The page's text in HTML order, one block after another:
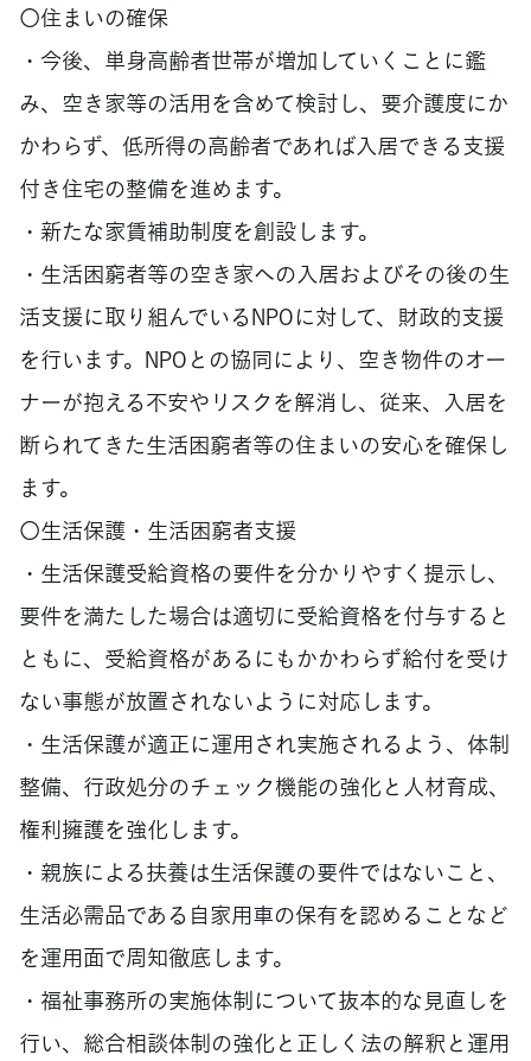
〇住まいの確保
・今後、単身高齢者世帯が増加していくことに鑑
み、空き家等の活用を含めて検討し、要介護度にか
かわらず、低所得の高齢者であれば入居できる支援
付き住宅の整備を進めます。
・新たな家賃補助制度を創設します。
・生活困窮者等の空き家への入居およびその後の生
活支援に取り組んでいるNPOに対して、財政的支援
を行います。NPOとの協同により、空き物件のオー
ナーが抱える不安やリスクを解消し、従来、入居を
断られてきた生活困窮者等の住まいの安心を確保し
ます。
〇生活保護・生活困窮者支援
・生活保護受給資格の要件を分かりやすく提示し、
要件を満たした場合は適切に受給資格を付与すると
ともに、受給資格があるにもかかわらず給付を受け
ない事態が放置されないように対応します。
・生活保護が適正に運用され実施されるよう、体制
整備、行政処分のチェック機能の強化と人材育成、
権利擁護を強化します。
・親族による扶養は生活保護の要件ではないこと、
生活必需品である自家用車の保有を認めることなど
を運用面で周知徹底します。
・福祉事務所の実施体制について抜本的な見直しを
行い、総合相談体制の強化と正しく法の解釈と運用